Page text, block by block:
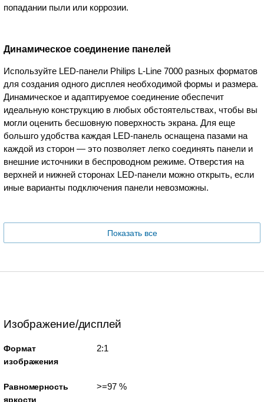
попадании пыли или коррозии.
Динамическое соединение панелей
Используйте LED-панели Philips L-Line 7000 разных форматов
для создания одного дисплея необходимой формы и размера.
Динамическое и адаптируемое соединение обеспечит
идеальную конструкцию в любых обстоятельствах, чтобы вы
могли оценить бесшовную поверхность экрана. Для еще
большго удобства каждая LED-панель оснащена пазами на
каждой из сторон — это позволяет легко соединять панели и
внешние источники в беспроводном режиме. Отверстия на
верхней и нижней сторонах LED-панели можно открыть, если
иные варианты подключения панели невозможны.
Показать все
Изображение/дисплей
Формат
изображения
2:1
Равномерность
яркости
>=97 %